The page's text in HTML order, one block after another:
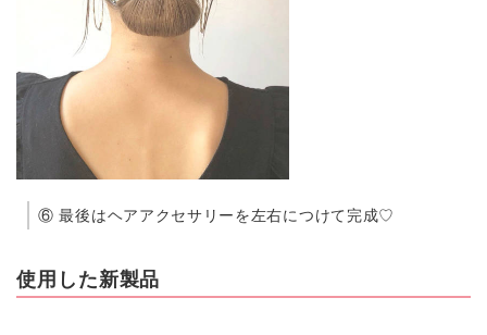
⑥ 最後はヘアアクセサリーを左右につけて完成♡
使用した新製品